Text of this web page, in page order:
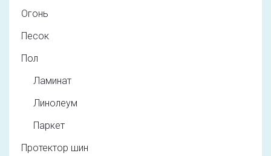
Огонь
Песок
Пол
Ламинат
Линолеум
Паркет
Протектор шин